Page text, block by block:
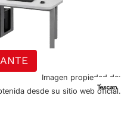
Imagen propiedad de:
desde su sitio web oficial.